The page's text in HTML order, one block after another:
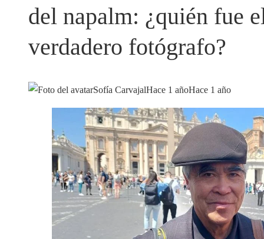
del napalm: ¿quién fue
verdadero fotógrafo?
Sofía CarvajalHace 1 añoHace 1 año